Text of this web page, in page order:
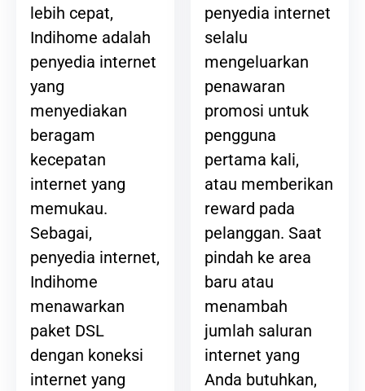
lebih cepat,
Indihome adalah
penyedia internet
yang
menyediakan
beragam
kecepatan
internet yang
memukau.
Sebagai,
penyedia internet,
Indihome
menawarkan
paket DSL
dengan koneksi
internet yang
penyedia internet
selalu
mengeluarkan
penawaran
promosi untuk
pengguna
pertama kali,
atau memberikan
reward pada
pelanggan. Saat
pindah ke area
baru atau
menambah
jumlah saluran
internet yang
Anda butuhkan,